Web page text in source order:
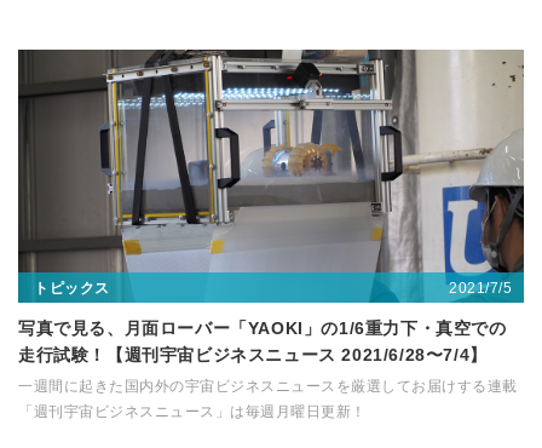
トピックス 2021/7/5
写真で見る、月面ローバー「YAOKI」の1/6重力下・真空での
走行試験！【週刊宇宙ビジネスニュース 2021/6/28〜7/4】
一週間に起きた国内外の宇宙ビジネスニュースを厳選してお届けする連載
「週刊宇宙ビジネスニュース」は毎週月曜日更新！